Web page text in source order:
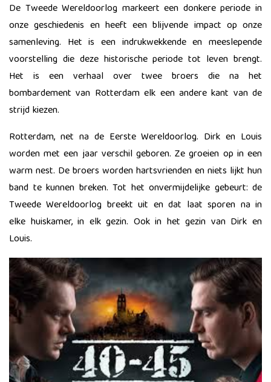
De Tweede Wereldoorlog markeert een donkere periode in
onze geschiedenis en heeft een blijvende impact op onze
samenleving. Het is een indrukwekkende en meeslepende
voorstelling die deze historische periode tot leven brengt.
Het is een verhaal over twee broers die na het
bombardement van Rotterdam elk een andere kant van de
strijd kiezen.
Rotterdam, net na de Eerste Wereldoorlog. Dirk en Louis
worden met een jaar verschil geboren. Ze groeien op in een
warm nest. De broers worden hartsvrienden en niets lijkt hun
band te kunnen breken. Tot het onvermijdelijke gebeurt: de
Tweede Wereldoorlog breekt uit en dat laat sporen na in
elke huiskamer, in elk gezin. Ook in het gezin van Dirk en
Louis.